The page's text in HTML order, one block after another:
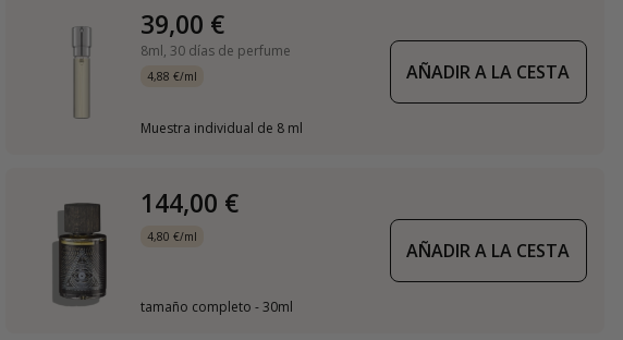
39,00 €
8ml, 30 días de perfume
4,88 €/ml
Muestra individual de 8 ml
AÑADIR A LA CESTA
144,00 €
4,80 €/ml
tamaño completo - 30ml
AÑADIR A LA CESTA